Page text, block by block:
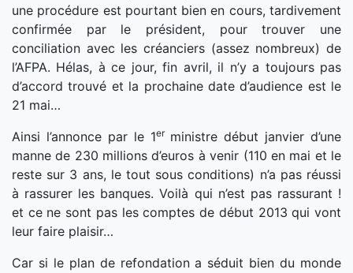
une procédure est pourtant bien en cours, tardivement
confirmée par le président, pour trouver une
conciliation avec les créanciers (assez nombreux) de
l’AFPA. Hélas, à ce jour, fin avril, il n’y a toujours pas
d’accord trouvé et la prochaine date d’audience est le
21 mai…
Ainsi l’annonce par le 1erministre début janvier d’une
manne de 230 millions d’euros à venir (110 en mai et le
reste sur 3 ans, le tout sous conditions) n’a pas réussi
à rassurer les banques. Voilà qui n’est pas rassurant !
et ce ne sont pas les comptes de début 2013 qui vont
leur faire plaisir…
Car si le plan de refondation a séduit bien du monde